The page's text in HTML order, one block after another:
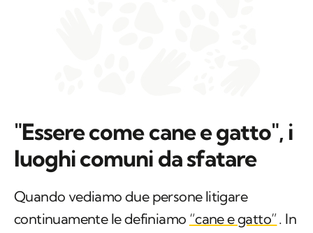
"Essere come cane e gatto", i
luoghi comuni da sfatare
Quando vediamo due persone litigare
continuamente le definiamo “cane e gatto” . In